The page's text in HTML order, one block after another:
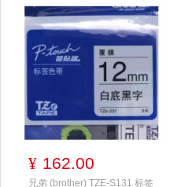
¥ 162.00
兄弟 (brother) TZE-S131 标签